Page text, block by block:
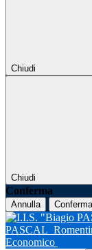
Chiudi
Chiudi
Conferma
Annulla Conferma
PASCAL
Economico